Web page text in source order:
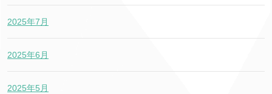
2025年7月
2025年6月
2025年5月